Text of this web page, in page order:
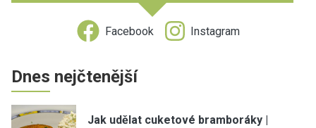
Facebook Instagram
Dnes nejčtenější
Jak udělat cuketové bramboráky |